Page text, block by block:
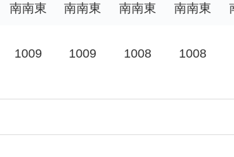
南南東 南南東 南南東 南南東
1009 1009 1008 1008